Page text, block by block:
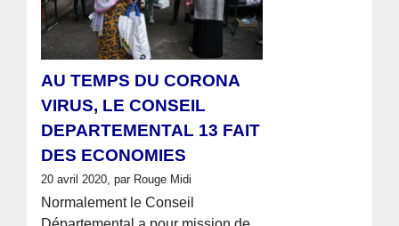
AU TEMPS DU CORONA
VIRUS, LE CONSEIL
DEPARTEMENTAL 13 FAIT
DES ECONOMIES
20 avril 2020, par Rouge Midi
Normalement le Conseil